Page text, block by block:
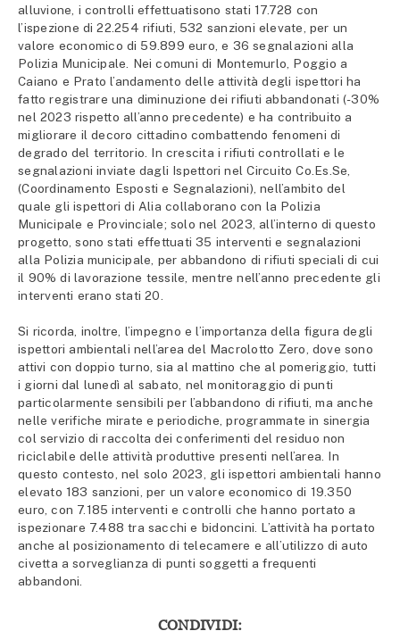
alluvione, i controlli effettuatisono stati 17.728 con
l’ispezione di 22.254 rifiuti, 532 sanzioni elevate, per un
valore economico di 59.899 euro, e 36 segnalazioni alla
Polizia Municipale. Nei comuni di Montemurlo, Poggio a
Caiano e Prato l’andamento delle attività degli ispettori ha
fatto registrare una diminuzione dei rifiuti abbandonati (-30%
nel 2023 rispetto all’anno precedente) e ha contribuito a
migliorare il decoro cittadino combattendo fenomeni di
degrado del territorio. In crescita i rifiuti controllati e le
segnalazioni inviate dagli Ispettori nel Circuito Co.Es.Se,
(Coordinamento Esposti e Segnalazioni), nell’ambito del
quale gli ispettori di Alia collaborano con la Polizia
Municipale e Provinciale; solo nel 2023, all’interno di questo
progetto, sono stati effettuati 35 interventi e segnalazioni
alla Polizia municipale, per abbandono di rifiuti speciali di cui
il 90% di lavorazione tessile, mentre nell’anno precedente gli
interventi erano stati 20.
Si ricorda, inoltre, l’impegno e l’importanza della figura degli
ispettori ambientali nell’area del Macrolotto Zero, dove sono
attivi con doppio turno, sia al mattino che al pomeriggio, tutti
i giorni dal lunedì al sabato, nel monitoraggio di punti
particolarmente sensibili per l’abbandono di rifiuti, ma anche
nelle verifiche mirate e periodiche, programmate in sinergia
col servizio di raccolta dei conferimenti del residuo non
riciclabile delle attività produttive presenti nell’area. In
questo contesto, nel solo 2023, gli ispettori ambientali hanno
elevato 183 sanzioni, per un valore economico di 19.350
euro, con 7.185 interventi e controlli che hanno portato a
ispezionare 7.488 tra sacchi e bidoncini. L’attività ha portato
anche al posizionamento di telecamere e all’utilizzo di auto
civetta a sorveglianza di punti soggetti a frequenti
abbandoni.
CONDIVIDI: